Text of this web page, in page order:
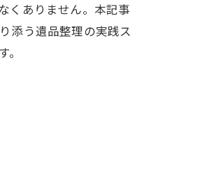
くありません。本記事
添う遺品整理の実践ス